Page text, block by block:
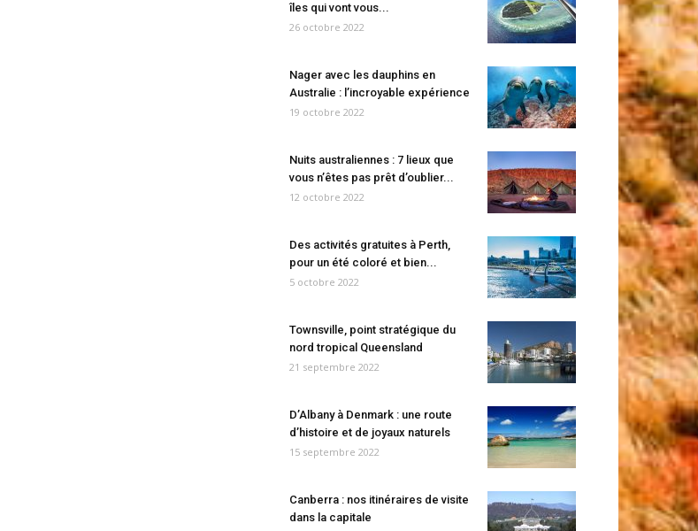
îles qui vont vous...
26 octobre 2022
Nager avec les dauphins en
Australie : l’incroyable expérience
19 octobre 2022
Nuits australiennes : 7 lieux que
vous n’êtes pas prêt d’oublier...
12 octobre 2022
Des activités gratuites à Perth,
pour un été coloré et bien...
5 octobre 2022
Townsville, point stratégique du
nord tropical Queensland
21 septembre 2022
D’Albany à Denmark : une route
d’histoire et de joyaux naturels
15 septembre 2022
Canberra : nos itinéraires de visite
dans la capitale